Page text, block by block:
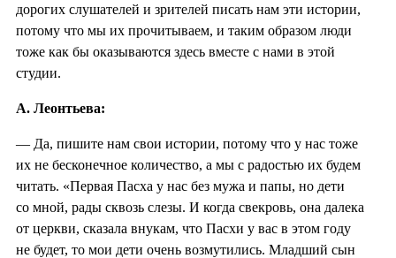
дорогих слушателей и зрителей писать нам эти истории,
потому что мы их прочитываем, и таким образом люди
тоже как бы оказываются здесь вместе с нами в этой
студии.
А. Леонтьева:
— Да, пишите нам свои истории, потому что у нас тоже
их не бесконечное количество, а мы с радостью их будем
читать. «Первая Пасха у нас без мужа и папы, но дети
со мной, рады сквозь слезы. И когда свекровь, она далека
от церкви, сказала внукам, что Пасхи у вас в этом году
не будет, то мои дети очень возмутились. Младший сын